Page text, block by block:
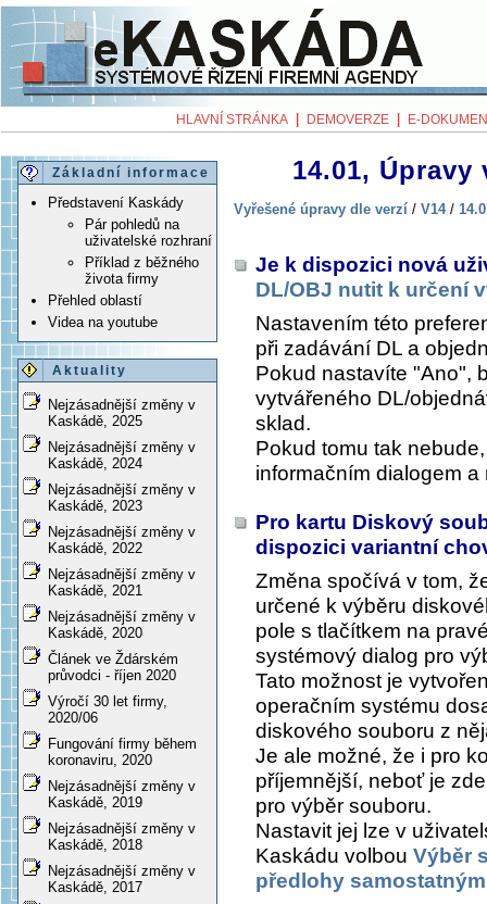
HLAVNÍ STRÁNKA DEMOVERZE E-
Základní informace
Představení Kaskády
Pár pohledů na
uživatelské rozhraní
Příklad z běžného
života firmy
Přehled oblastí
Videa na youtube
Aktuality
Nejzásadnější změny v
Kaskádě, 2025
Nejzásadnější změny v
Kaskádě, 2024
Nejzásadnější změny v
Kaskádě, 2023
Nejzásadnější změny v
Kaskádě, 2022
Nejzásadnější změny v
Kaskádě, 2021
Nejzásadnější změny v
Kaskádě, 2020
Článek ve Ždárském
průvodci - říjen 2020
Výročí 30 let firmy,
2020/06
Fungování firmy během
koronaviru, 2020
Nejzásadnější změny v
Kaskádě, 2019
Nejzásadnější změny v
Kaskádě, 2018
Nejzásadnější změny v
Kaskádě, 2017
14.01, Úpravy
Vyřešené úpravy dle verzí / V14/
Je k dispozici nová
DL/OBJ nutit k určení
Nastavením této
při zadávání DL a
Pokud nastavíte "Ano",
vytvářeného DL/
sklad.
Pokud tomu tak
informačním dialogem
Pro kartu Diskový
dispozici variantní
Změna spočívá v tom,
určené k výběru
pole s tlačítkem na
systémový dialog pro
Tato možnost je
operačním systému
diskového souboru z
Je ale možné, že i pro
příjemnější, neboť je
pro výběr souboru.
Nastavit jej lze v
Kaskádu volbou Výběr
předlohy